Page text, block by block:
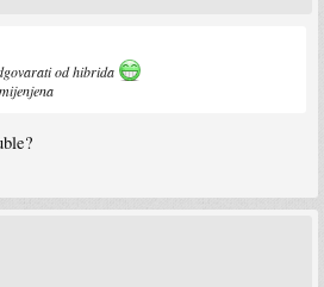
od hibrida